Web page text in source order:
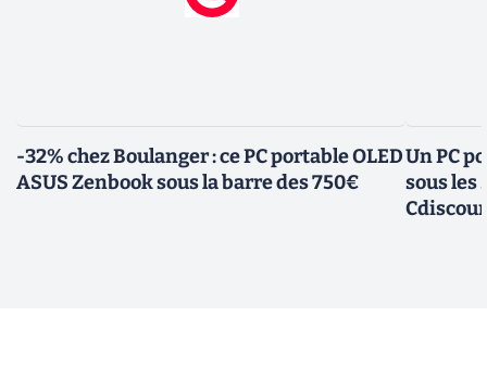
-32% chez Boulanger : ce PC portable OLED
ASUS Zenbook sous la barre des 750€
Un PC
sous les